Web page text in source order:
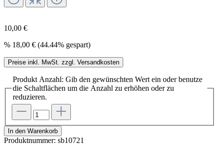
10,00 €
% 18,00 € (44.44% gespart)
Preise inkl. MwSt. zzgl. Versandkosten
Produkt Anzahl: Gib den gewünschten Wert ein oder benutze
die Schaltflächen um die Anzahl zu erhöhen oder zu
reduzieren.
In den Warenkorb
Produktnummer: sb10721